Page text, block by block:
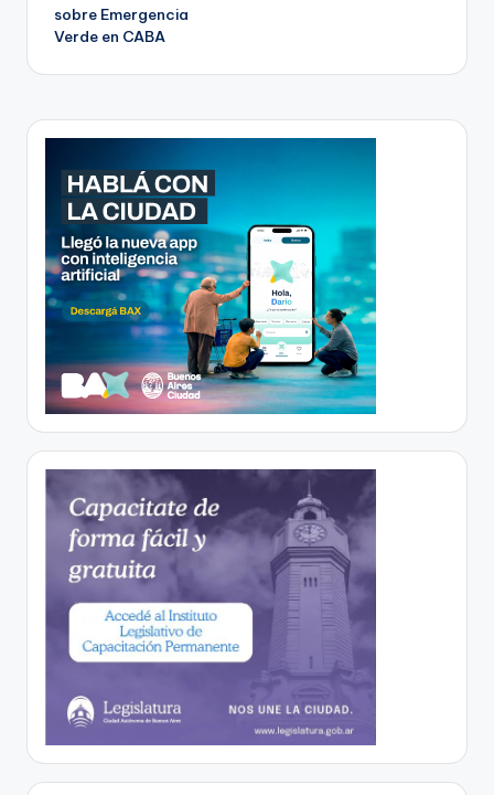
sobre Emergencia
Verde en CABA